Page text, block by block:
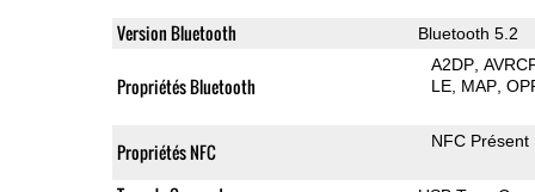
Version Bluetooth Bluetooth 5.2
Propriétés Bluetooth
A2DP
LE MAP
Propriétés NFC NFC Présent